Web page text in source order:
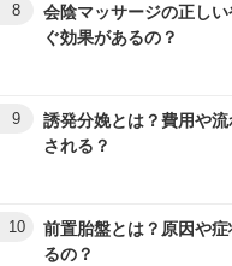
8
会陰マッサージの正し
ぐ効果があるの？
9
誘発分娩とは？費用や
される？
10
前置胎盤とは？原因や
るの？